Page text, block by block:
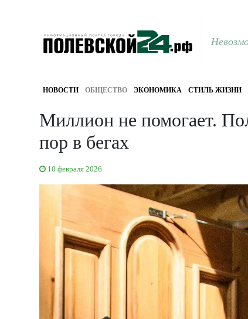
НОВОСТИ ОБЩЕСТВО ЭКОНОМИКА СТИЛЬ ЖИЗНИ
Миллион не помогает.
пор в бегах
10 февраля 2026